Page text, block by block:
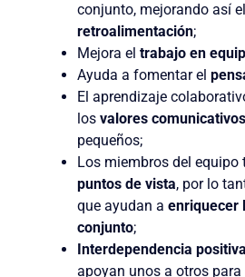
conjunto, mejorando así
retroalimentación;
Mejora eltrabajo en
Ayuda a fomentar el
El aprendizaje
losvalores
pequeños;
Los miembros del
puntos de vista, por lo
que ayudan aenriquecer
conjunto;
Interdependencia positiva
apoyan unos a otros